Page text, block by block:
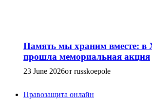
Память мы храним вместе: в
прошла мемориальная акция
23 June 2026от russkoepole
Правозащита онлайн